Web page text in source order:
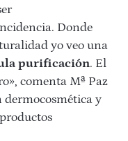
Donde
yo veo una
purificación. El
comenta Mª Paz
dermocosmética y